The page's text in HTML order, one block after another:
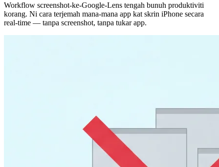
Workflow screenshot-ke-Google-Lens tengah bunuh produktiviti
korang. Ni cara terjemah mana-mana app kat skrin iPhone secara
real-time — tanpa screenshot, tanpa tukar app.